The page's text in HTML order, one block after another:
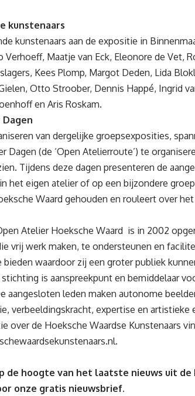
kunstenaars
kunstenaars aan de expositie in
Verhoeff, Maatje van Eck, Eleonore de Vet,
Kees Plomp, Margot Deden, Lida
Otto Stroober, Dennis Happé, Ingrid
en Aris Roskam.
van dergelijke groepsexposities,
Dagen (de ‘Open Atelierroute’) te
Tijdens deze dagen presenteren de
het eigen atelier of op een bijzondere
Waard gehouden en rouleert over
Atelier Hoeksche Waard is in 2002
vrij werk maken, te ondersteunen en
waardoor zij een groter publiek
is aanspreekpunt en bemiddelaar
aangesloten leden maken autonome
verbeeldingskracht, expertise en artistieke
over de Hoeksche Waardse Kunstenaars
.
de hoogte van het laatste nieuws uit de
onze gratis nieuwsbrief.